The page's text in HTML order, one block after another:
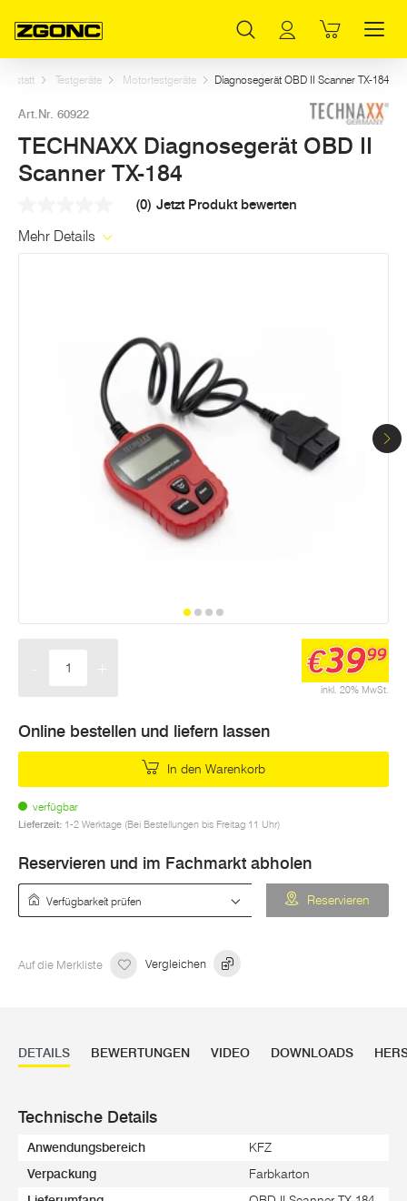
Testgeräte Motortestgeräte Diagnosegerät OBD II Scanner TX-184
Art.Nr. 60922
TECHNAXX Diagnosegerät OBD II
Scanner TX-184
Link
(0) Jetzt Produkt bewerten
Mehr Details
inkl. 20% MwSt.
€3999
Online bestellen und liefern lassen
In den Warenkorb
verfügbar
Lieferzeit: 1-2 Werktage (Bei Bestellungen bis Freitag 11 Uhr)
Reservieren und im Fachmarkt abholen
Reservieren
Auf die Merkliste Vergleichen
DETAILS BEWERTUNGEN VIDEO DOWNLOADS
Technische Details
Anwendungsbereich KFZ
Verpackung Farbkarton